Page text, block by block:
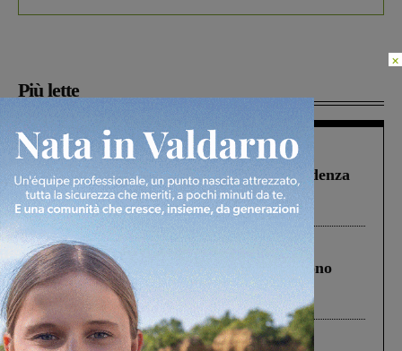
Più lette
Figline Incisa Valdarno 1 Agosto 2026
Piscina di Figline finanziata oltre la scadenza
Pnrr, il gruppo di Fratelli d’Italia: “Un
ringraziamento al Governo”
Cronaca 4 Agosto 2026
Un anno fa la strage in A1 in cui morirono
Gianni, Giulia e Franco. Lo schianto, il
processo, lo stop ai sorpassi fra tir....
Cronaca 3 Agosto 2026
×